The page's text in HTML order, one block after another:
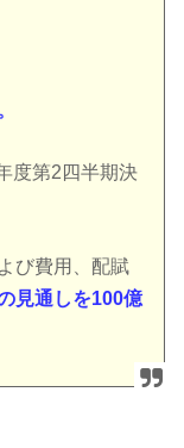
度第2四半期決
び費用、配賦
見通しを100億